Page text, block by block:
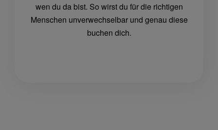
wen du da bist. So wirst du für die richtigen
Menschen unverwechselbar und genau diese
buchen dich.